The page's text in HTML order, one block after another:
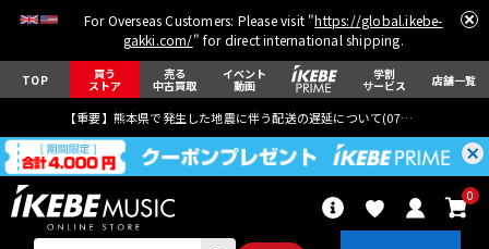
For Overseas Customers: Please visit "https://global.ikebe-
gakki.com/" for direct international shipping.
TOP 買う
ストア
売る
中古買取
イベント
動画
学割
サービス 店舗一覧
【重要】熊本県で発生した地震に伴う配送の遅延について(07月29日
0